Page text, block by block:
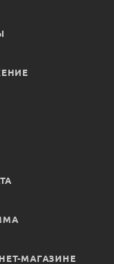
МАГАЗИНЕ